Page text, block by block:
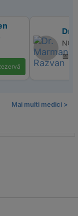
Dr.
📅
Mai multi medici >